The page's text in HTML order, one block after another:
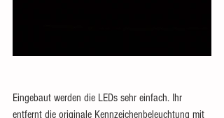
Eingebaut werden die LEDs sehr einfach. Ihr
entfernt die originale Kennzeichenbeleuchtung mit